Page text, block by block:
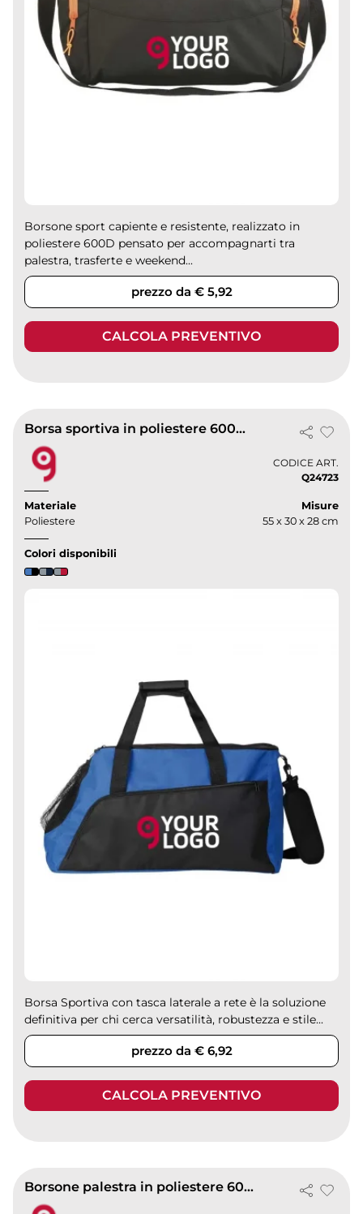
Borsone sport capiente e resistente, realizzato in
poliestere 600D pensato per accompagnarti tra
palestra, trasferte e weekend...
prezzo da € 5,92
CALCOLA PREVENTIVO
Borsa sportiva in poliestere 600D con tasca rete
CODICE ART.
Q24723
Materiale
Poliestere
Misure
55 x 30 x 28 cm
Colori disponibili
Borsa Sportiva con tasca laterale a rete è la soluzione
definitiva per chi cerca versatilità, robustezza e stile...
prezzo da € 6,92
CALCOLA PREVENTIVO
Borsone palestra in poliestere 600D